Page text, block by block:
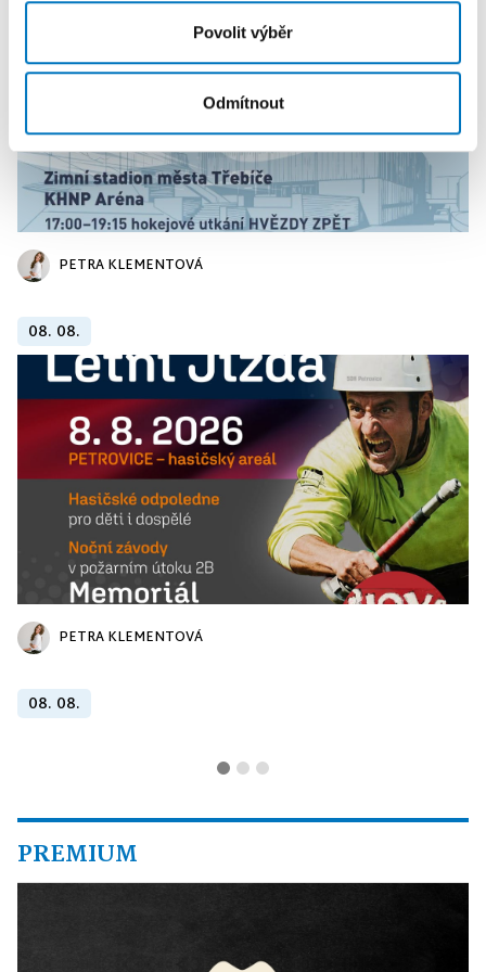
Povolit výběr
Odmítnout
PETRA KLEMENTOVÁ
08. 08.
PETRA KLEMENTOVÁ
08. 08.
PREMIUM